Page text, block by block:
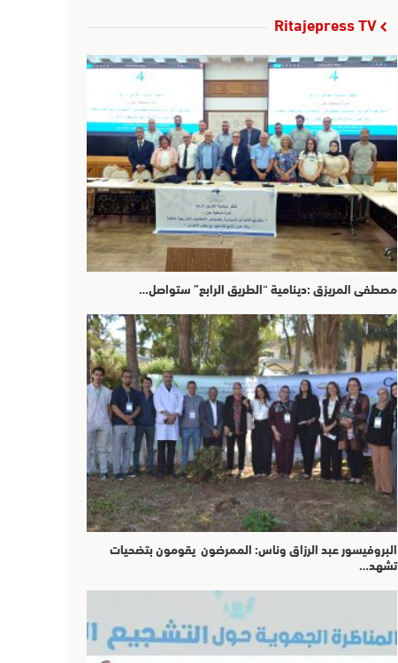
Ritajepress TV
مصطفى المريزق :دينامية “الطريق الرابع” ستواصل…
البروفيسور عبد الرزاق وناس: الممرضون يقومون بتضحيات
تشهد…